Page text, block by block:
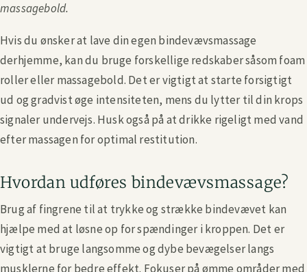
massagebold.
Hvis du ønsker at lave din egen bindevævsmassage
derhjemme, kan du bruge forskellige redskaber såsom foam
roller eller massagebold. Det er vigtigt at starte forsigtigt
ud og gradvist øge intensiteten, mens du lytter til din krops
signaler undervejs. Husk også på at drikke rigeligt med vand
efter massagen for optimal restitution.
Hvordan udføres bindevævsmassage?
Brug af fingrene til at trykke og strække bindevævet kan
hjælpe med at løsne op for spændinger i kroppen. Det er
vigtigt at bruge langsomme og dybe bevægelser langs
musklerne for bedre effekt. Fokuser på ømme områder med